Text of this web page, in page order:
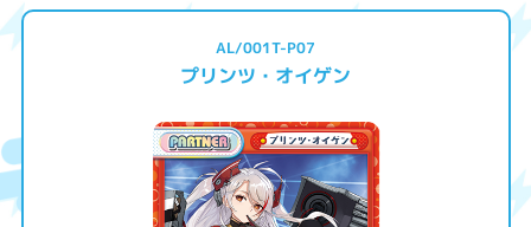
AL/001T-P07
プリンツ・オイゲン